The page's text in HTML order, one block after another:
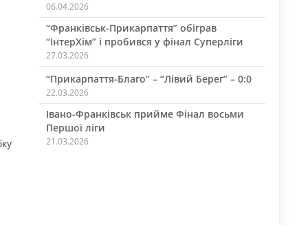
06.04.2026
“Франківськ-Прикарпаття” обіграв
“ІнтерХім” і пробився у фінал Суперліги
27.03.2026
“Прикарпаття-Благо” – “Лівий Берег” – 0:0
22.03.2026
Івано-Франківськ прийме Фінал восьми
Першої ліги
21.03.2026